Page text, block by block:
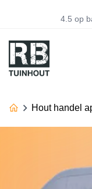
4.5 op
Hout handel